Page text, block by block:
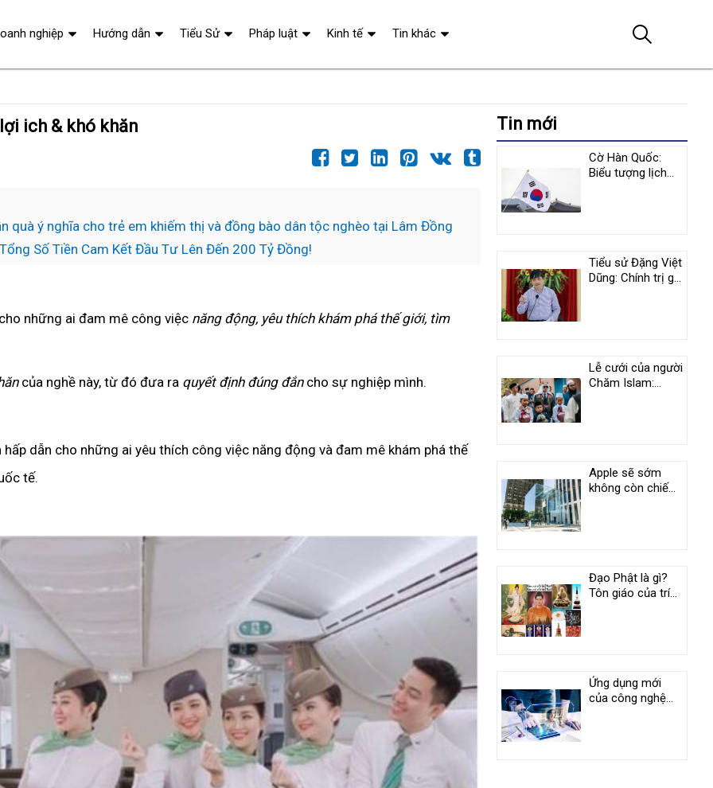
ich & khó khăn
quà ý nghĩa cho trẻ em khiếm thị và đồng bào dân tộc nghèo tại Lâm Đồng
Số Tiền Cam Kết Đầu Tư Lên Đến 200 Tỷ Đồng!
những ai đam mê công việc năng động, yêu thích khám phá thế giới, tìm
của nghề này, từ đó đưa ra quyết định đúng đắn cho sự nghiệp mình.
dẫn cho những ai yêu thích công việc năng động và đam mê khám phá thế
tế.
Tin mới
Cờ Hàn Quốc:
Biểu tượng lịch
Tiểu sử Đặng Việt
Dũng: Chính trị gia
Lễ cưới của người
Chăm Islam:
Apple sẽ sớm
không còn chiếm
Đạo Phật là gì?
Tôn giáo của trí
Ứng dụng mới
của công nghệ
nghiệp Hướng dẫn Tiểu Sử Pháp luật Kinh tế Tin khác